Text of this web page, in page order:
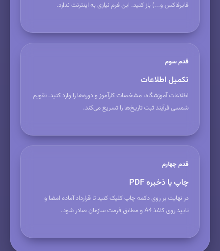
فایرفاکس و...) باز کنید. این فرم نیازی به اینترنت ندارد.
قدم سوم
تکمیل اطلاعات
اطلاعات آموزشگاه، مشخصات کارآموز و دوره‌ها را وارد کنید. تقویم
شمسی فرآیند ثبت تاریخ‌ها را تسریع می‌کند.
قدم چهارم
چاپ یا ذخیره PDF
در نهایت بر روی دکمه چاپ کلیک کنید تا قرارداد آماده امضا و
تایید روی کاغذ A4 و مطابق فرمت سازمان صادر شود.